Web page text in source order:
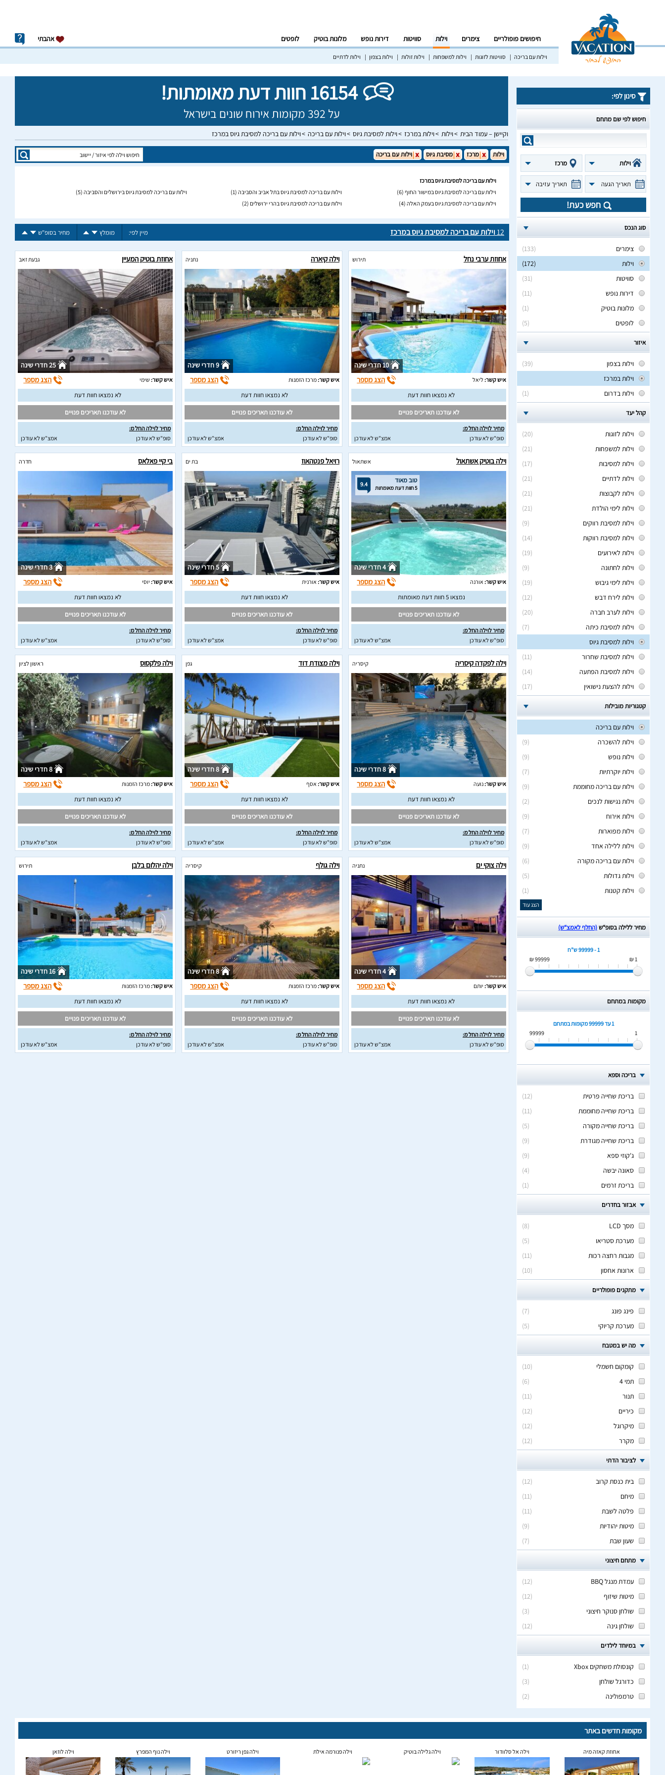
חיפושים פופולריים צימרים וילות סוויטות דירות נופש מלונות בוטיק לופטים אהבתי
וילות עם בריכה סוויטות לזוגות וילות למשפחות וילות זולות וילות בצפון וילות לדתיים
16154 חוות דעת מאומתות!
על 392 מקומות אירוח שונים בישראל
וקיישן – עמוד הבית וילות וילות במרכז וילות למסיבת גיוס וילות עם בריכה וילות עם בריכה למסיבת גיוס במרכז
סינון לפי:
חיפוש לפי שם מתחם
וילות מרכז
תאריך הגעה תאריך עזיבה
חפש כעת!
סוג הנכס
(133)
צימרים
(172)
וילות
(31)
סוויטות
(11)
דירות נופש
(1)
מלונות בוטיק
(5)
לופטים
איזור
(39)
וילות בצפון
וילות במרכז
(1)
וילות בדרום
קהל יעד
(20)
וילות לזוגות
(21)
וילות למשפחות
(17)
וילות למסיבות
(21)
וילות לדתיים
(21)
וילות לקבוצות
(21)
וילות לימי הולדת
(9)
וילות למסיבת רווקים
(14)
וילות למסיבת רווקות
(19)
וילות לאירועים
(9)
וילות לחתונה
(19)
וילות לימי גיבוש
(12)
וילות לירח דבש
(20)
וילות לערב חברה
(7)
וילות למסיבת כיתה
וילות למסיבת גיוס
(11)
וילות למסיבת שחרור
(14)
וילות למסיבת הפתעה
(17)
וילות להצעת נישואין
קטגוריות מובילות
וילות עם בריכה
(9)
וילות להשכרה
(9)
וילות נופש
(7)
וילות יוקרתיות
(9)
וילות עם בריכה מחוממת
(2)
וילות נגישות לנכים
(9)
וילות אירוח
(7)
וילות מפוארות
(9)
וילות ללילה אחד
(6)
וילות עם בריכה מקורה
(5)
וילות גדולות
(1)
וילות קטנות
הצג עוד
מחיר ללילה בסופ“ש(החלף לאמצ“ש)
1 - 99999 ש"ח
1 ₪
99999 ₪
מקומות במתחם
1 עד 99999
מקומות במתחם
1
99999
בריכה וספא
(
12
)
בריכת שחייה פרטית
(
11
)
בריכת שחייה מחוממת
(
5
)
בריכת שחייה מקורה
(
9
)
בריכת שחייה מגודרת
(
9
)
ג'קוזי ספא
(
4
)
סאונה יבשה
(
1
) בריכת זרמים
אבזור בחדרים
(
8
)
מסך LCD
(
5
)
מערכת סטריאו
(
11
)
מגבות רחצה רכות
(
10
) ארונות אחסון
מתקנים פופולריים
(
7
)
פינג פונג
(
5
) מערכת קריוקי
מה יש במטבח
(
10
)
קומקום חשמלי
(
6
)
תמי 4
(
11
)
תנור
(
12
)
כיריים
(
12
)
מיקרוגל
(
12
) מקרר
לציבור הדתי
(
12
)
בית כנסת קרוב
(
11
)
מיחם
(
11
)
פלטה לשבת
(
9
)
מיטות יהודיות
(
7
) שעון שבת
מתחם חיצוני
(
12
)
עמדת מנגל BBQ
(
12
)
מיטות שיזוף
(
3
)
שולחן סנוקר חיצוני
(
12
) שולחן גינה
במיוחד לילדים
(
1
)
קונסולת משחקים Xbox
(
3
)
כדורגל שולחן
(
2
) טרמפולינה
וילות מרכז מסיבת גיוס וילות עם בריכה
וילות עם בריכה למסיבת גיוס במרכז
וילות עם בריכה למסיבת גיוס במישור החוף (6) וילות עם בריכה למסיבת גיוס בתל אביב והסביבה (1) וילות עם בריכה למסיבת גיוס בירושלים והסביבה (5)
וילות עם בריכה למסיבת גיוס בעמק האלה (4) וילות עם בריכה למסיבת גיוס בהרי ירושלים (2)
12וילות עם בריכה למסיבת גיוס במרכז מיין לפי: מומלץ מחיר בסופ"ש
אחוזת ערבי נחל תירוש
10 חדרי שינה
איש קשר:ליאל הצג מספר
לא נמצאו חוות דעת
לא עודכנו תאריכים פנויים
מחיר לוילה החל מ:
סופ"ש לא עודכן
אמצ"ש לא עודכן
וילה קיארה נתניה
9 חדרי שינה
איש קשר:מרכז הזמנות הצג מספר
לא נמצאו חוות דעת
לא עודכנו תאריכים פנויים
מחיר לוילה החל מ:
סופ"ש לא עודכן
אמצ"ש לא עודכן
אחוזת בוטיק המעיין גבעת זאב
25 חדרי שינה
איש קשר: שימי הצג מספר
לא נמצאו חוות דעת
לא עודכנו תאריכים פנויים
מחיר לוילה החל מ:
סופ"ש לא עודכן
אמצ"ש לא עודכן
וילה בוטיק אשתאול אשתאול
9.4 טוב מאוד
5 חוות דעת מאומתות
4 חדרי שינה
איש קשר: אורנה הצג מספר
נמצאו 5 חוות דעת מאומתות
לא עודכנו תאריכים פנויים
מחיר לוילה החל מ:
סופ"ש לא עודכן
אמצ"ש לא עודכן
רויאל פנטהאוז בת ים
5 חדרי שינה
איש קשר: אורנית הצג מספר
לא נמצאו חוות דעת
לא עודכנו תאריכים פנויים
מחיר לוילה החל מ:
סופ"ש לא עודכן
אמצ"ש לא עודכן
בי קיי פאלאס חדרה
3 חדרי שינה
איש קשר: יוסי הצג מספר
לא נמצאו חוות דעת
לא עודכנו תאריכים פנויים
מחיר לוילה החל מ:
סופ"ש לא עודכן
אמצ"ש לא עודכן
וילה לפקדה קיסריה קיסריה
8 חדרי שינה
איש קשר:נועה הצג מספר
לא נמצאו חוות דעת
לא עודכנו תאריכים פנויים
מחיר לוילה החל מ:
סופ"ש לא עודכן
אמצ"ש לא עודכן
וילה מצודת דוד גפן
8 חדרי שינה
איש קשר: אסף הצג מספר
לא נמצאו חוות דעת
לא עודכנו תאריכים פנויים
מחיר לוילה החל מ:
סופ"ש לא עודכן
אמצ"ש לא עודכן
וילה פלקסוס ראשון לציון
8 חדרי שינה
איש קשר:מרכז הזמנות הצג מספר
לא נמצאו חוות דעת
לא עודכנו תאריכים פנויים
מחיר לוילה החל מ:
סופ"ש לא עודכן
אמצ"ש לא עודכן
וילה צוקי ים נתניה
4 חדרי שינה
איש קשר: יותם הצג מספר
לא נמצאו חוות דעת
לא עודכנו תאריכים פנויים
מחיר לוילה החל מ:
סופ"ש לא עודכן
אמצ"ש לא עודכן
וילה גולף קיסריה
8 חדרי שינה
איש קשר:מרכז הזמנות הצג מספר
לא נמצאו חוות דעת
לא עודכנו תאריכים פנויים
מחיר לוילה החל מ:
סופ"ש לא עודכן
אמצ"ש לא עודכן
וילה יהלום בלבן תירוש
16 חדרי שינה
איש קשר:מרכז הזמנות הצג מספר
לא נמצאו חוות דעת
לא עודכנו תאריכים פנויים
מחיר לוילה החל מ:
סופ"ש לא עודכן
אמצ"ש לא עודכן
מקומות חדשים באתר
אחוזת קאזה מיה וילה אל סלוודור וילה גלילה בוטיק וילה פנורמה אילת וילה גפן ריזורט וילה נוף המפרץ וילה לוזאן